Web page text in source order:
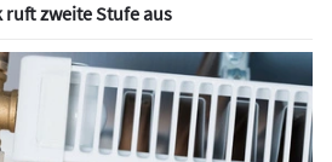
ruft zweite Stufe aus